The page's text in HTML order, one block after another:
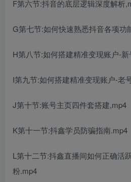
F第六节:抖音的底层逻辑深度解析
G第七节:如何快速熟悉抖音各项功
H第八节:如何搭建精准变现账户-
I第九节:如何搭建精准变现账户-老
J第十节:账号主页四件套搭建,mp4
K第十一节:抖鑫学员防骗指南.mp4
L第十二节:抖鑫直播间如何正确活
粉.mp4